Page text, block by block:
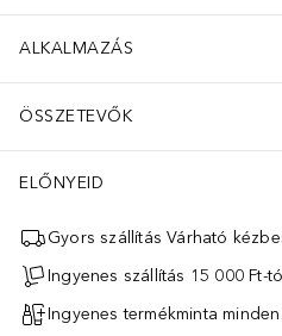
ALKALMAZÁS
ÖSSZETEVŐK
ELŐNYEID
Gyors szállítás Várható
Ingyenes szállítás 15 000 Ft-
Ingyenes termékminta